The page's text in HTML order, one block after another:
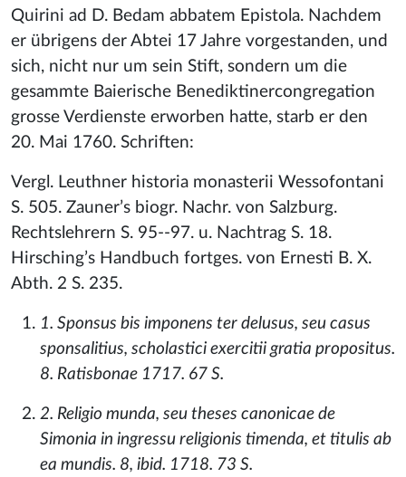
Quirini ad D. Bedam abbatem Epistola. Nachdem
er übrigens der Abtei 17 Jahre vorgestanden, und
sich, nicht nur um sein Stift, sondern um die
gesammte Baierische Benediktinercongregation
grosse Verdienste erworben hatte, starb er den
20. Mai 1760. Schriften:
Vergl. Leuthner historia monasterii Wessofontani
S. 505. Zauner’s biogr. Nachr. von Salzburg.
Rechtslehrern S. 95--97. u. Nachtrag S. 18.
Hirsching’s Handbuch fortges. von Ernesti B. X.
Abth. 2 S. 235.
1. Sponsus bis imponens ter delusus, seu casus
sponsalitius, scholastici exercitii gratia propositus.
8. Ratisbonae 1717. 67 S.
2. Religio munda, seu theses canonicae de
Simonia in ingressu religionis timenda, et titulis ab
ea mundis. 8, ibid. 1718. 73 S.